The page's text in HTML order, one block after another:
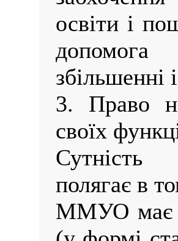
освіти і
збільшенні
3. Право
своїх
Сутність
полягає в
ММУО має